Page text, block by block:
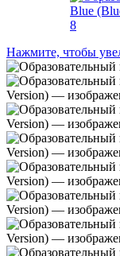
Нажмите, чтобы